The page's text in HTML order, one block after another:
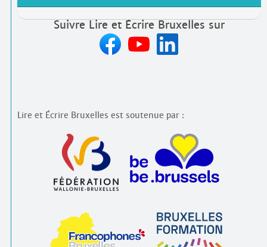
Suivre Lire et Écrire Bruxelles sur
Lire et Écrire Bruxelles est soutenue par :